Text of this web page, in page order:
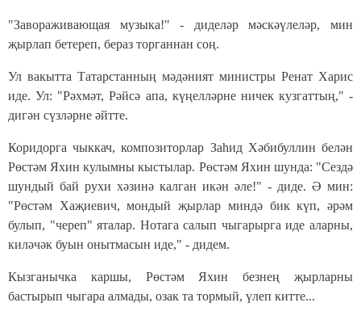
"Завораживающая музыка!" - диделәр мәскәүлеләр, мин
җырлап бетереп, бераз торганнан соң.
Ул вакытта Татарстанның мәдәният министры Ренат Харис
иде. Ул: "Рәхмәт, Рәйсә апа, күңелләрне ничек кузгаттың," -
дигән сүзләрне әйтте.
Коридорга чыккач, композиторлар Заһид Хәбибуллин белән
Рөстәм Яхин кулымны кыстылар. Рөстәм Яхин шунда: "Сездә
шундый бай рухи хәзинә калган икән әле!" - диде. Ә мин:
"Рөстәм Хаҗиевич, мондый җырлар миндә бик күп, әрәм
булып, "череп" яталар. Нотага салып чыгарырга иде аларны,
киләчәк буын онытмасын иде," - дидем.
Кызганычка каршы, Рөстәм Яхин безнең җырларны
бастырып чыгара алмады, озак та тормый, үлеп китте...